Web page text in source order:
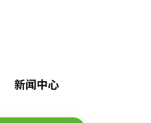
新闻中心